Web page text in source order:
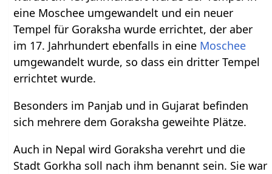
eine Moschee umgewandelt und ein neuer
Tempel für Goraksha wurde errichtet, der aber
im 17. Jahrhundert ebenfalls in eine Moschee
umgewandelt wurde, so dass ein dritter Tempel
errichtet wurde.
Besonders im Panjab und in Gujarat befinden
sich mehrere dem Goraksha geweihte Plätze.
Auch in Nepal wird Goraksha verehrt und die
Stadt Gorkha soll nach ihm benannt sein. Sie war